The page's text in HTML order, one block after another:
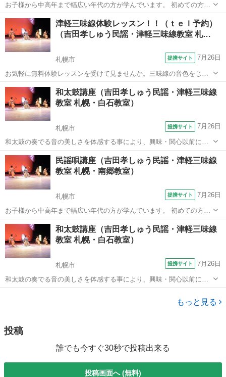
お子様から中高年まで幅広い年代の方が学んでいます。 初めての方も
大歓迎♪
北海道 札幌市 その他
津軽三味線体験レッスン！！（ｔｅｌ予約）
（吉田孝しゅう民謡・津軽三味線教室 札…
札幌市 提携サイト 7月26日
お気軽に無料体験レッスンを受けて見ませんか。三味線の音色をじか
に体験し、自分の合うコースを選ぶことが出来ます。
北海道 札幌市 三味線
和太鼓講座（吉田孝しゅう民謡・津軽三味線
教室 札幌・白石教室）
札幌市 提携サイト 7月26日
和太鼓の奏でる音の美しさを体感する事により、興味・関心以前に音
楽を求める潜在的なエネルギーを目覚めさせ、生き生きと我を忘れて
没頭できる魅力的な世界をつくり出す事ができます。 あなたも和太鼓
を始めませんか！ お子様から中高年ま...
北海道 札幌市 和太鼓
民謡唄講座（吉田孝しゅう民謡・津軽三味線
教室 札幌・南郷教室）
札幌市 提携サイト 7月26日
お子様から中高年まで幅広い年代の方が学んでいます。 初めての方も
大歓迎♪
北海道 札幌市 その他
和太鼓講座（吉田孝しゅう民謡・津軽三味線
教室 札幌・白石教室）
札幌市 提携サイト 7月26日
和太鼓の奏でる音の美しさを体感する事により、興味・関心以前に音
楽を求める潜在的なエネルギーを目覚めさせ、生き生きと我を忘れて
没頭できる魅力的な世界をつくり出す事ができます。 あなたも和太鼓
もっと見る
投稿
誰でも今すぐ30秒で投稿出来る
投稿画面へ (無料)